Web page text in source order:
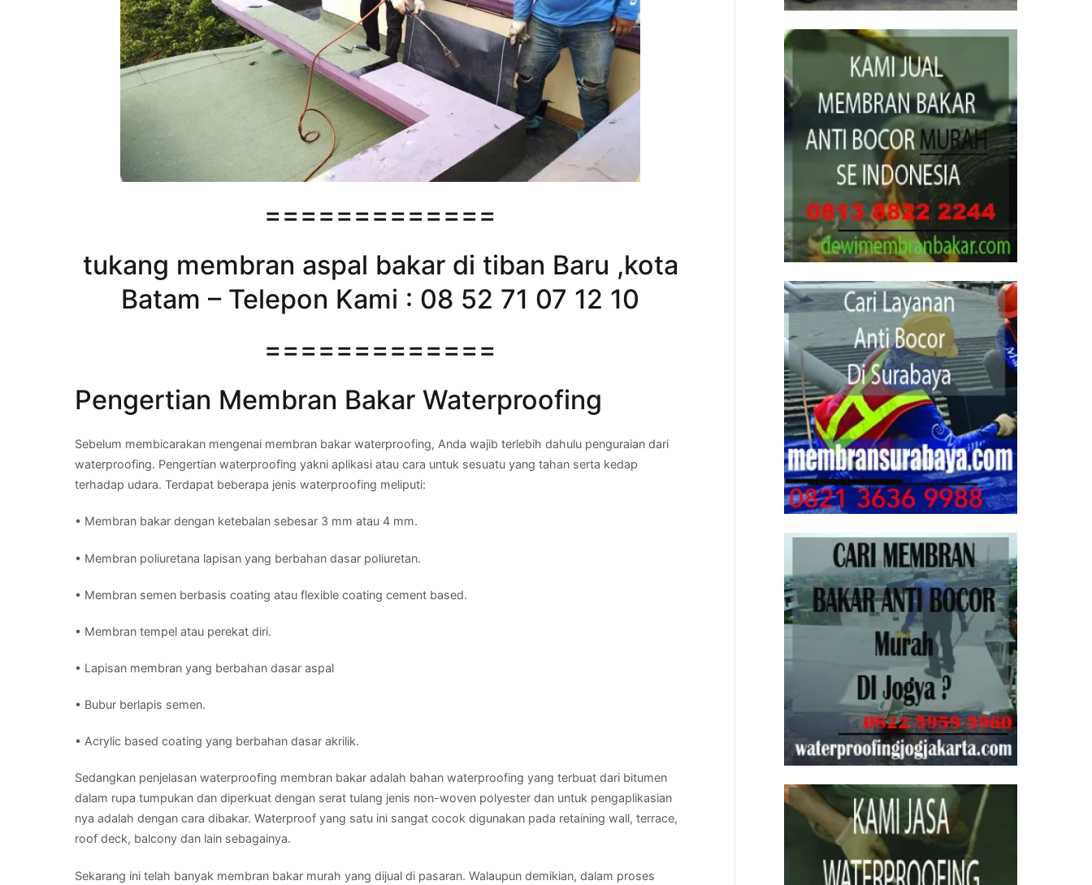
=============
tukang membran aspal bakar di tiban Baru ,kota
Batam – Telepon Kami : 08 52 71 07 12 10
=============
Pengertian Membran Bakar Waterproofing
Sebelum membicarakan mengenai membran bakar waterproofing, Anda wajib terlebih dahulu penguraian dari
waterproofing. Pengertian waterproofing yakni aplikasi atau cara untuk sesuatu yang tahan serta kedap
terhadap udara. Terdapat beberapa jenis waterproofing meliputi:
• Membran bakar dengan ketebalan sebesar 3 mm atau 4 mm.
• Membran poliuretana lapisan yang berbahan dasar poliuretan.
• Membran semen berbasis coating atau flexible coating cement based.
• Membran tempel atau perekat diri.
• Lapisan membran yang berbahan dasar aspal
• Bubur berlapis semen.
• Acrylic based coating yang berbahan dasar akrilik.
Sedangkan penjelasan waterproofing membran bakar adalah bahan waterproofing yang terbuat dari bitumen
dalam rupa tumpukan dan diperkuat dengan serat tulang jenis non-woven polyester dan untuk pengaplikasian
nya adalah dengan cara dibakar. Waterproof yang satu ini sangat cocok digunakan pada retaining wall, terrace,
roof deck, balcony dan lain sebagainya.
Sekarang ini telah banyak membran bakar murah yang dijual di pasaran. Walaupun demikian, dalam proses